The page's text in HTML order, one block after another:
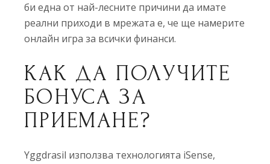
би една от най-лесните причини да имате
реални приходи в мрежата е, че ще намерите
онлайн игра за всички финанси.
КАК ДА ПОЛУЧИТЕ
БОНУСА ЗА
ПРИЕМАНЕ?
Yggdrasil използва технологията iSense,